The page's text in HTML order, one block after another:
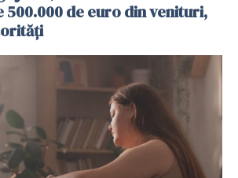
500.000 de euro din venituri,